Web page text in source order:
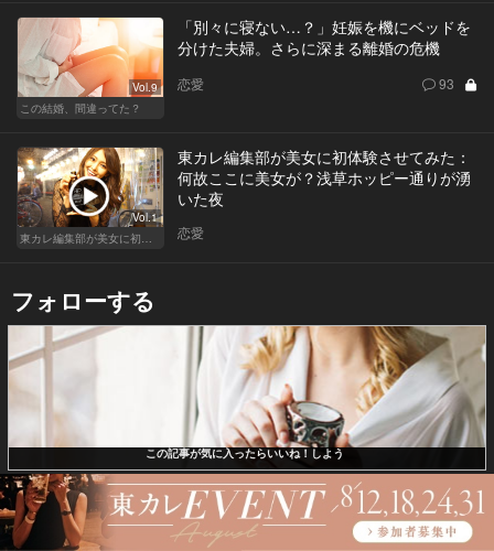
Vol.9
この結婚、間違ってた？
「別々に寝ない…？」妊娠を機にベッドを
分けた夫婦。さらに深まる離婚の危機
恋愛 93
Vol.1
東カレ編集部が美女に初体験させてみた：
何故ここに美女が？浅草ホッピー通りが湧
いた夜
恋愛
フォローする
この記事が気に入ったらいいね！しよう
X（旧Twitter）で東京カレンダーを